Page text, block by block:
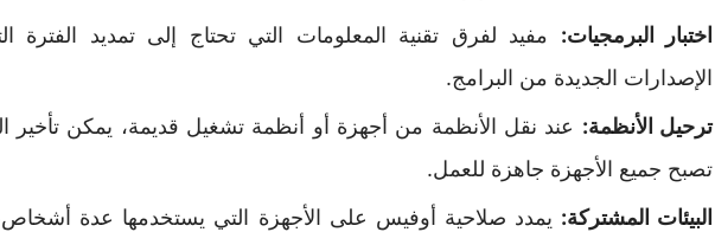
اختبار البرمجيات: مفيد لفرق تقنية المعلومات التي تحتاج إلى تمديد الفترة
الإصدارات الجديدة من البرامج.
ترحيل الأنظمة: عند نقل الأنظمة من أجهزة أو أنظمة تشغيل قديمة، يمكن تأخير
تصبح جميع الأجهزة جاهزة للعمل.
البيئات المشتركة: يمدد صلاحية أوفيس على الأجهزة التي يستخدمها عدة